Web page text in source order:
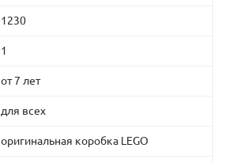
1230
1
от 7 лет
для всех
оригинальная коробка LEGO